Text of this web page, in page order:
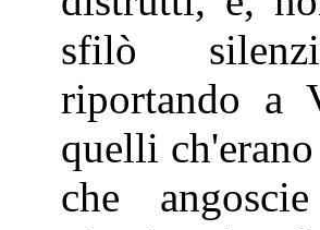
sfilò
riportando a
quelli
che